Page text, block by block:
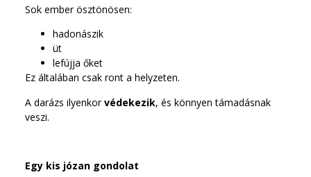
Sok ember ösztönösen:
hadonászik
üt
lefújja őket
Ez általában csak ront a helyzeten.
A darázs ilyenkorvédekezik, és könnyen támadásnak
veszi.
Egy kis józan gondolat